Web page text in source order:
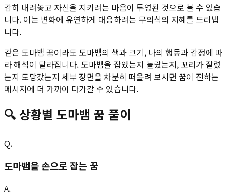
감히 내려놓고 자신을 지키려는 마음이 투영된 것으로 볼 수 있습
니다. 이는 변화에 유연하게 대응하려는 무의식의 지혜를 드러냅
니다.
같은 도마뱀 꿈이라도 도마뱀의 색과 크기, 나의 행동과 감정에 따
라 해석이 달라집니다. 도마뱀을 잡았는지 놀랐는지, 꼬리가 잘렸
는지 도망갔는지 세부 장면을 차분히 떠올려 보시면 꿈이 전하는
메시지에 더 가까이 다가갈 수 있습니다.
🔍 상황별 도마뱀 꿈 풀이
Q.
도마뱀을 손으로 잡는 꿈
A.